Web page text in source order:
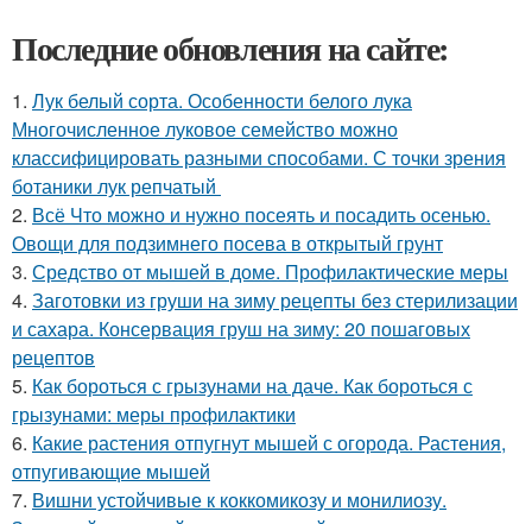
Последние обновления на сайте:
1. Лук белый сорта. Особенности белого лука
Многочисленное луковое семейство можно
классифицировать разными способами. С точки зрения
ботаники лук репчатый
2. Всё Что можно и нужно посеять и посадить осенью.
Овощи для подзимнего посева в открытый грунт
3. Средство от мышей в доме. Профилактические меры
4. Заготовки из груши на зиму рецепты без стерилизации
и сахара. Консервация груш на зиму: 20 пошаговых
рецептов
5. Как бороться с грызунами на даче. Как бороться с
грызунами: меры профилактики
6. Какие растения отпугнут мышей с огорода. Растения,
отпугивающие мышей
7. Вишни устойчивые к коккомикозу и монилиозу.